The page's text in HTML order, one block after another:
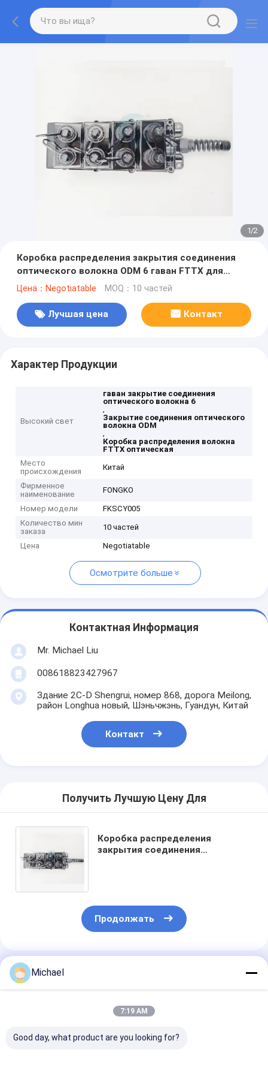
1/2
Коробка распределения закрытия соединения
оптического волокна ODM 6 гаван FTTX для
искать сообщение
Цена：Negotiatable MOQ：10 частей
Лучшая цена Контакт
Характер Продукции
Высокий свет
гаван закрытие соединения
оптического волокна 6
,
Закрытие соединения оптического
волокна ODM
,
Коробка распределения волокна
FTTX оптическая
Место
происхождения
Китай
Фирменное
наименование
FONGKO
Номер модели
FKSCY005
Количество мин
заказа
10 частей
Цена Negotiatable
Осмотрите больше
Контактная Информация
Mr. Michael Liu
008618823427967
Здание 2C-D Shengrui, номер 868, дорога Meilong,
район Longhua новый, Шэньчжэнь, Гуандун, Китай
Контакт
Получить Лучшую Цену Для
Коробка распределения
закрытия соединения
Продолжать
Порекомендованные Продукты
Michael
7:19 AM
Good day, what product are you looking for?